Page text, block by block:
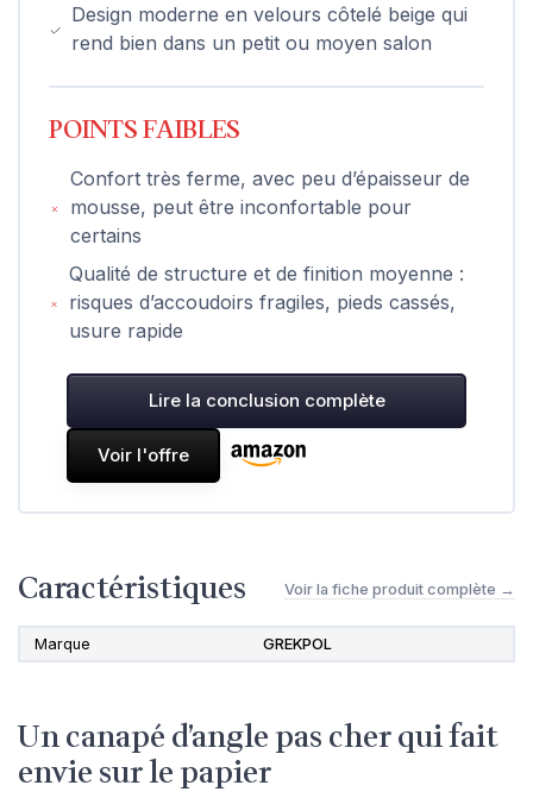
Design moderne en velours côtelé beige qui
rend bien dans un petit ou moyen salon
POINTS FAIBLES
Confort très ferme, avec peu d’épaisseur de
mousse, peut être inconfortable pour
certains
Qualité de structure et de finition moyenne :
risques d’accoudoirs fragiles, pieds cassés,
usure rapide
Lire la conclusion complète
Voir l'offre
Caractéristiques Voir la fiche produit complète →
Marque GREKPOL
Un canapé d’angle pas cher qui fait
envie sur le papier